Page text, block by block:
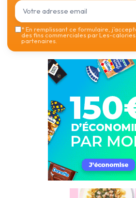
*En remplissant ce formulaire,
des fins commerciales par Les-
partenaires.